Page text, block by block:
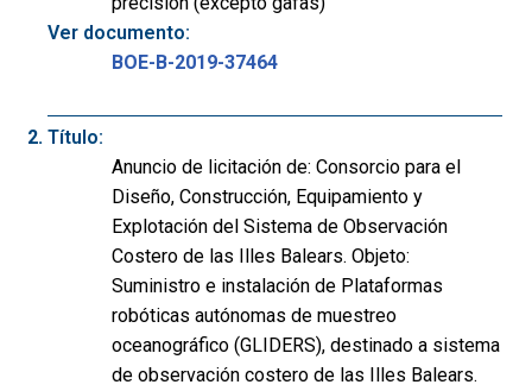
Ver documento:
BOE-B-2019-37464
Título:
Anuncio de licitación de: Consorcio para el
Diseño, Construcción, Equipamiento y
Explotación del Sistema de Observación
Costero de las Illes Balears. Objeto:
Suministro e instalación de Plataformas
robóticas autónomas de muestreo
oceanográfico (GLIDERS), destinado a sistema
de observación costero de las Illes Balears.